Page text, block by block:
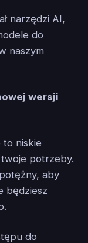
narzędzi AI,
do
naszym
wersji
to niskie
potrzeby.
aby
będziesz
do